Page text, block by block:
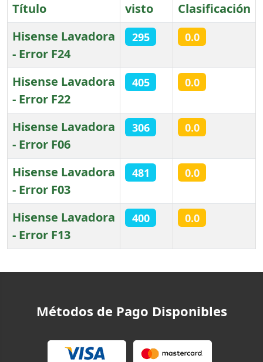
Título
visto
Clasificación
Hisense Lavadora
- Error F24
295 0.0
Hisense Lavadora
- Error F22
405 0.0
Hisense Lavadora
- Error F06
306 0.0
Hisense Lavadora
- Error F03
481 0.0
Hisense Lavadora
- Error F13
400 0.0
Métodos de Pago Disponibles